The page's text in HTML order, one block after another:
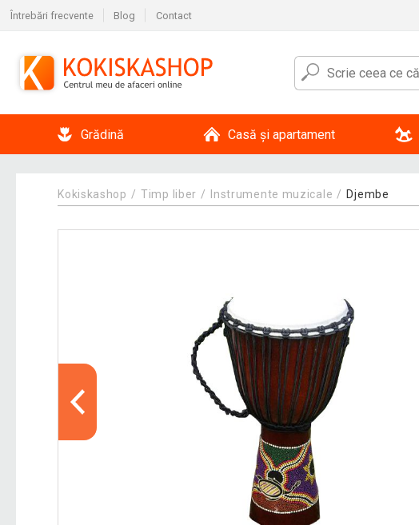
Întrebări frecvente Blog Contact
Grădină Casă și apartament
Kokiskashop Timp liber Instrumente muzicale Djembe